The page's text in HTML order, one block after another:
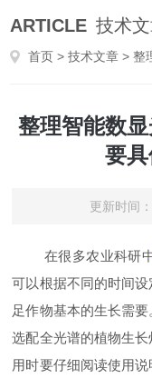
ARTICLE 技术
首页 >技术文章 > 整
整理智能数
要
更新时间
在很多农业科研
可以根据不同的时间
足作物基本的生长需
选配全光谱的植物生
用时要仔细阅读使用